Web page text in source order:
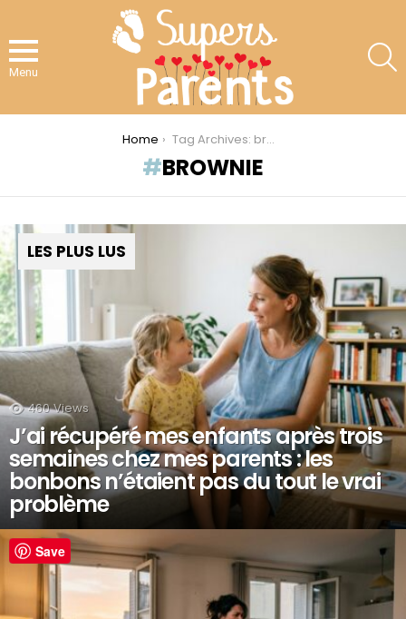
Menu
Home Tag Archives: brownie
BROWNIE
LES PLUS LUS
460 Views
J’ai récupéré mes enfants après trois
semaines chez mes parents : les
bonbons n’étaient pas du tout le vrai
problème
Save